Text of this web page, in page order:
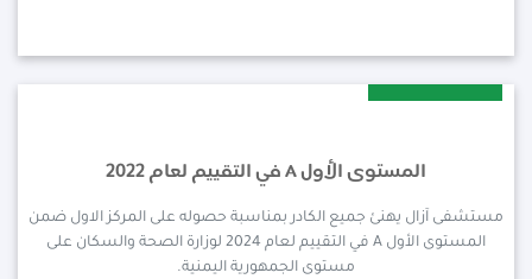
2024-01-Jul
المستوى الأول A في التقييم لعام 2022
مستشفى آزال يهنئ جميع الكادر بمناسبة حصوله على المركز الاول ضمن
المستوى الأول A في التقييم لعام 2024 لوزارة الصحة والسكان على
مستوى الجمهورية اليمنية.